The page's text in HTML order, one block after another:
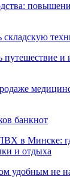
складскую
путешествие и
банкнот
в Минске:
и отдыха
удобным не